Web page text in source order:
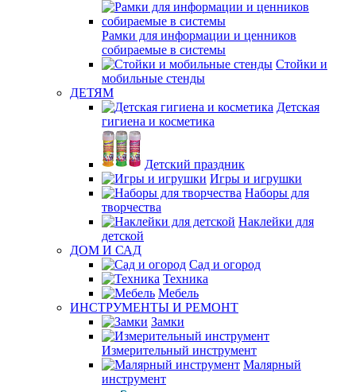
Рамки для информации и ценников
собираемые в системы
Стойки и
мобильные стенды
ДЕТЯМ
Детская
гигиена и косметика
Детский праздник
Игры и игрушки
Наборы для
творчества
Наклейки для
детской
ДОМ И САД
Сад и огород
Техника
Мебель
ИНСТРУМЕНТЫ И РЕМОНТ
Замки
Измерительный инструмент
Малярный
инструмент